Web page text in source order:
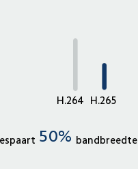
H.264 H.265
50% bandbreedte